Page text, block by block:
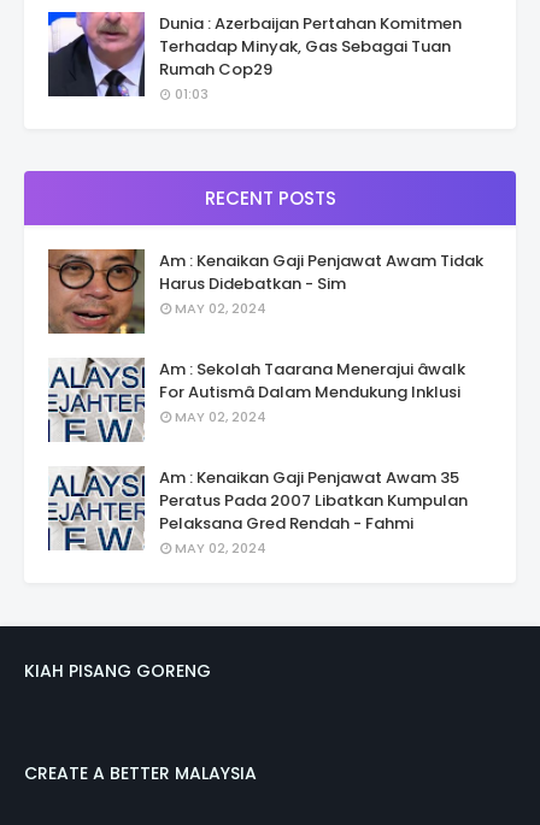
Dunia : Azerbaijan Pertahan Komitmen
Terhadap Minyak, Gas Sebagai Tuan
Rumah Cop29
01:03
RECENT POSTS
Am : Kenaikan Gaji Penjawat Awam Tidak
Harus Didebatkan - Sim
MAY 02, 2024
Am : Sekolah Taarana Menerajui âwalk
For Autismâ Dalam Mendukung Inklusi
MAY 02, 2024
Am : Kenaikan Gaji Penjawat Awam 35
Peratus Pada 2007 Libatkan Kumpulan
Pelaksana Gred Rendah - Fahmi
MAY 02, 2024
KIAH PISANG GORENG
CREATE A BETTER MALAYSIA